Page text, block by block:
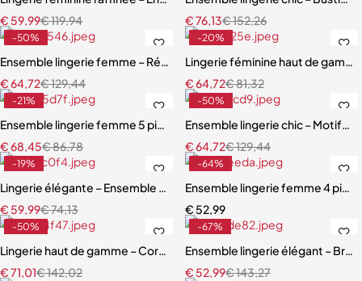
€119,94
€ 59,99
€152,26
€76,13
-50%
Ensemble lingerie femme – Résille élégante avec porte-jarretelles
€129,44
€64,72
-20%
Lingerie féminine haut de
€81,32
€64,72
-21%
Ensemble lingerie femme 5 pièces – Dentelle brodée avec cache-
€86,78
€68,45
-50%
Ensemble lingerie chic – Motifs
€129,44
€64,72
-19%
Lingerie élégante – Ensemble avec soutien-gorge à armatures et
€74,13
€ 59,99
-64%
Ensemble lingerie femme 4
€ 52,99
-50%
Lingerie haut de gamme – Corset en dentelle avec string,
€142,02
€71,01
-67%
Ensemble lingerie élégant –
€143,27
€ 52,99